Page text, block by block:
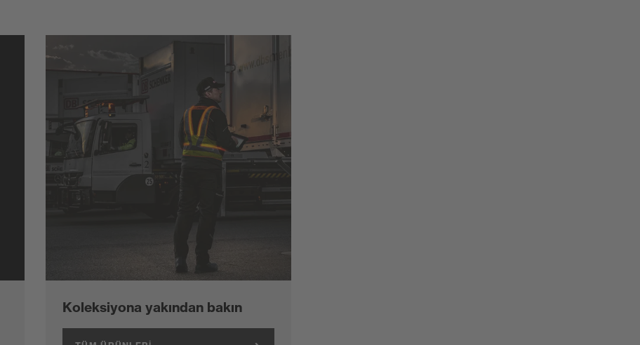
Koleksiyona yakından bakın